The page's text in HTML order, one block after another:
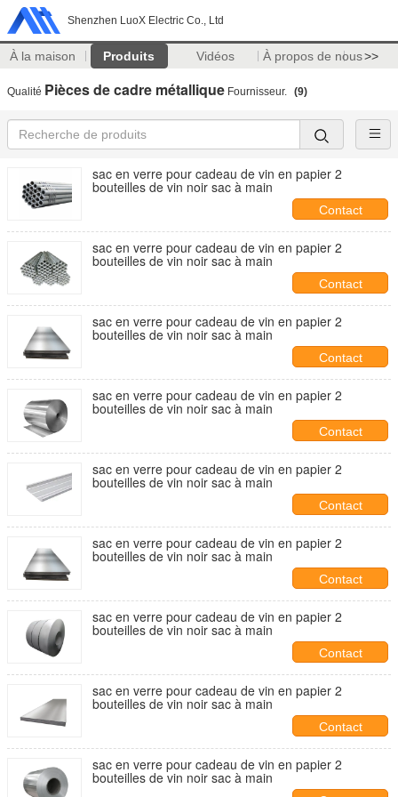
Shenzhen LuoX Electric Co., Ltd
À la maison Produits Vidéos À propos de nous>>
Qualité Pièces de cadre métallique Fournisseur. (9)
sac en verre pour cadeau de vin en papier 2
bouteilles de vin noir sac à main
Contact
sac en verre pour cadeau de vin en papier 2
bouteilles de vin noir sac à main
Contact
sac en verre pour cadeau de vin en papier 2
bouteilles de vin noir sac à main
Contact
sac en verre pour cadeau de vin en papier 2
bouteilles de vin noir sac à main
Contact
sac en verre pour cadeau de vin en papier 2
bouteilles de vin noir sac à main
Contact
sac en verre pour cadeau de vin en papier 2
bouteilles de vin noir sac à main
Contact
sac en verre pour cadeau de vin en papier 2
bouteilles de vin noir sac à main
Contact
sac en verre pour cadeau de vin en papier 2
bouteilles de vin noir sac à main
Contact
sac en verre pour cadeau de vin en papier 2
bouteilles de vin noir sac à main